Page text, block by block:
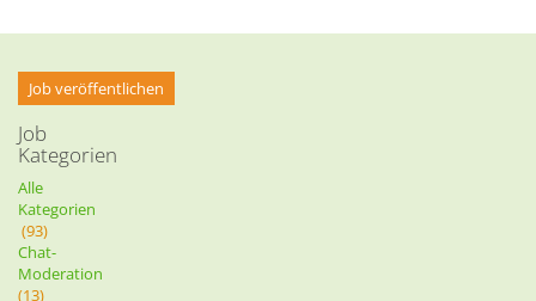
Job veröffentlichen
Job
Kategorien
Alle
Kategorien
(93)
Chat-
Moderation
(13)